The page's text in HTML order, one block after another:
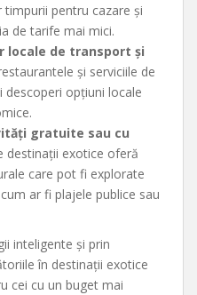
pentru cazare și
de tarife mai mici.
locale de transport și
și serviciile de
opțiuni locale
gratuite sau cu
destinații exotice oferă
care pot fi explorate
ar fi plajele publice sau
inteligente și prin
în destinații exotice
cei cu un buget mai